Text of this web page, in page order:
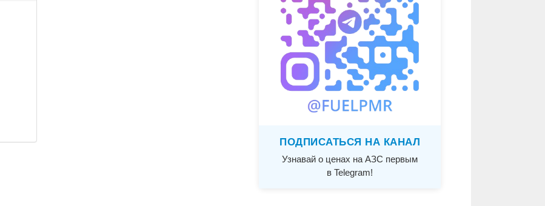
ПОДПИСАТЬСЯ НА КАНАЛ
Узнавай о ценах на АЗС первым
в Telegram!